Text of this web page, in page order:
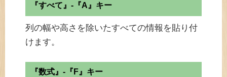
『すべて』-『A』キー
列の幅や高さを除いたすべての情報を貼り付
けます。
『数式』-『F』キー